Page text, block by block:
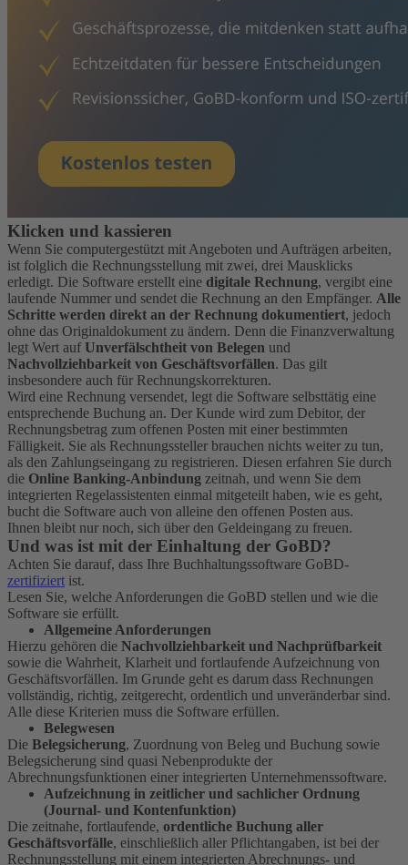
Klicken und kassieren
Wenn Sie computergestützt mit Angeboten und Aufträgen arbeiten,
ist folglich die Rechnungsstellung mit zwei, drei Mausklicks
erledigt. Die Software erstellt eine digitale Rechnung, vergibt eine
laufende Nummer und sendet die Rechnung an den Empfänger. Alle
Schritte werden direkt an der Rechnung dokumentiert, jedoch
ohne das Originaldokument zu ändern. Denn die Finanzverwaltung
legt Wert auf Unverfälschtheit von Belegen und
Nachvollziehbarkeit von Geschäftsvorfällen. Das gilt
insbesondere auch für Rechnungskorrekturen.
Wird eine Rechnung versendet, legt die Software selbsttätig eine
entsprechende Buchung an. Der Kunde wird zum Debitor, der
Rechnungsbetrag zum offenen Posten mit einer bestimmten
Fälligkeit. Sie als Rechnungssteller brauchen nichts weiter zu tun,
als den Zahlungseingang zu registrieren. Diesen erfahren Sie durch
die Online Banking-Anbindung zeitnah, und wenn Sie dem
integrierten Regelassistenten einmal mitgeteilt haben, wie es geht,
bucht die Software auch von alleine den offenen Posten aus.
Ihnen bleibt nur noch, sich über den Geldeingang zu freuen.
Und was ist mit der Einhaltung der GoBD?
Achten Sie darauf, dass Ihre Buchhaltungssoftware GoBD-
zertifiziert ist.
Lesen Sie, welche Anforderungen die GoBD stellen und wie die
Software sie erfüllt.
Allgemeine Anforderungen
Hierzu gehören die Nachvollziehbarkeit und Nachprüfbarkeit
sowie die Wahrheit, Klarheit und fortlaufende Aufzeichnung von
Geschäftsvorfällen. Im Grunde geht es darum dass Rechnungen
vollständig, richtig, zeitgerecht, ordentlich und unveränderbar sind.
Alle diese Kriterien muss die Software erfüllen.
Belegwesen
Die Belegsicherung, Zuordnung von Beleg und Buchung sowie
Belegsicherung sind quasi Nebenprodukte der
Abrechnungsfunktionen einer integrierten Unternehmenssoftware.
Aufzeichnung in zeitlicher und sachlicher Ordnung
(Journal- und Kontenfunktion)
Die zeitnahe, fortlaufende, ordentliche Buchung aller
Geschäftsvorfälle, einschließlich aller Pflichtangaben, ist bei der
Rechnungsstellung mit einem integrierten Abrechnungs- und